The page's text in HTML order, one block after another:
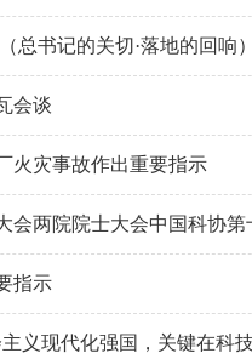
总书记的关切·落地的回响
会谈
火灾事故作出重要指示
指示
义现代化强国，关键在科